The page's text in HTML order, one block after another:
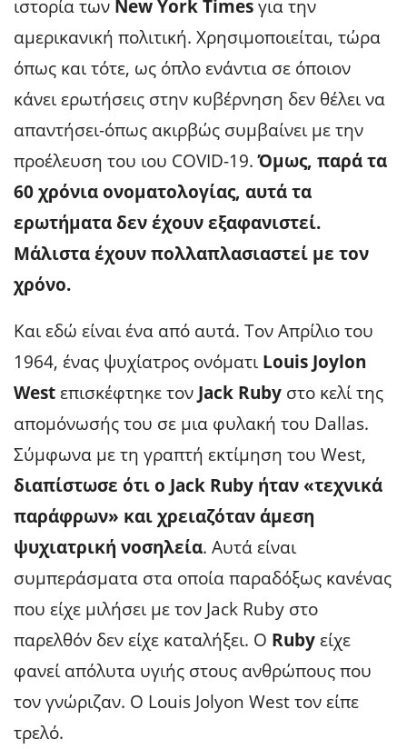
ιστορία των New York Timesγια την
αμερικανική πολιτική. Χρησιμοποιείται, τώρα
όπως και τότε, ως όπλο ενάντια σε όποιον
κάνει ερωτήσεις στην κυβέρνηση δεν θέλει να
απαντήσει-όπως ακιρβώς συμβαίνει με την
προέλευση του ιου COVID-19.Όμως, παρά τα
60 χρόνια ονοματολογίας, αυτά τα
ερωτήματα δεν έχουν εξαφανιστεί.
Μάλιστα έχουν πολλαπλασιαστεί με τον
χρόνο.
Και εδώ είναι ένα από αυτά. Τον Απρίλιο του
1964, ένας ψυχίατρος ονόματι Louis Joylon
Westεπισκέφτηκε τον Jack Ruby στο κελί της
απομόνωσής του σε μια φυλακή του Dallas.
Σύμφωνα με τη γραπτή εκτίμηση του West,
διαπίστωσε ότι ο Jack Ruby ήταν «τεχνικά
παράφρων» και χρειαζόταν άμεση
ψυχιατρική νοσηλεία. Αυτά είναι
συμπεράσματα στα οποία παραδόξως κανένας
που είχε μιλήσει με τον Jack Ruby στο
παρελθόν δεν είχε καταλήξει. Ο Rubyείχε
φανεί απόλυτα υγιής στους ανθρώπους που
τον γνώριζαν. Ο Louis Jolyon West τον είπε
τρελό.